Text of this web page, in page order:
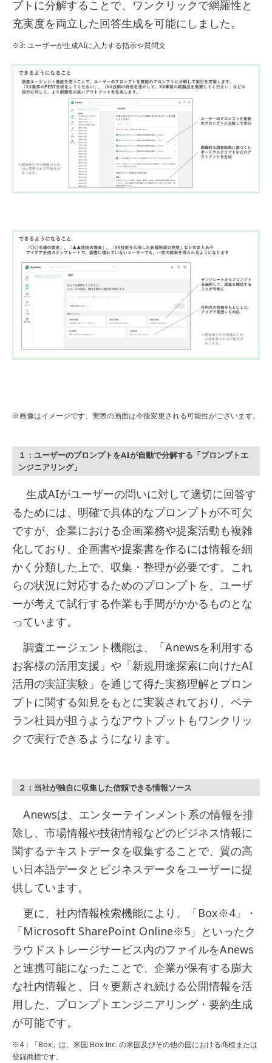
プトに分解することで、ワンクリックで網羅性と
充実度を両立した回答生成を可能にしました。
※3: ユーザーが生成AIに入力する指示や質問文
※画像はイメージです。実際の画面は今後変更される可能性がございます。
１：ユーザーのプロンプトをAIが自動で分解する「プロンプトエ
ンジニアリング」
生成AIがユーザーの問いに対して適切に回答す
るためには、明確で具体的なプロンプトが不可欠
ですが、企業における企画業務や提案活動も複雑
化しており、企画書や提案書を作るには情報を細
かく分類した上で、収集・整理が必要です。これ
らの状況に対応するためのプロンプトを、ユーザ
ーが考えて試行する作業も手間がかかるものとな
っています。
調査エージェント機能は、「Anewsを利用する
お客様の活用支援」や「新規用途探索に向けたAI
活用の実証実験」を通じて得た実務理解とプロン
プトに関する知見をもとに実装されており、ベテ
ラン社員が担うようなアウトプットもワンクリッ
クで実行できるようになります。
２：当社が独自に収集した信頼できる情報ソース
Anewsは、エンターテインメント系の情報を排
除し、市場情報や技術情報などのビジネス情報に
関するテキストデータを収集することで、質の高
い日本語データとビジネスデータをユーザーに提
供しています。
更に、社内情報検索機能により、「Box※4」・
「Microsoft SharePoint Online※5 」といったク
ラウドストレージサービス内のファイルをAnews
と連携可能になったことで、企業が保有する膨大
な社内情報と、日々更新され続ける公開情報を活
用した、プロンプトエンジニアリング・要約生成
が可能です。
※4：「Box」は、米国 Box Inc. の米国及びその他の国における商標または
登録商標です。